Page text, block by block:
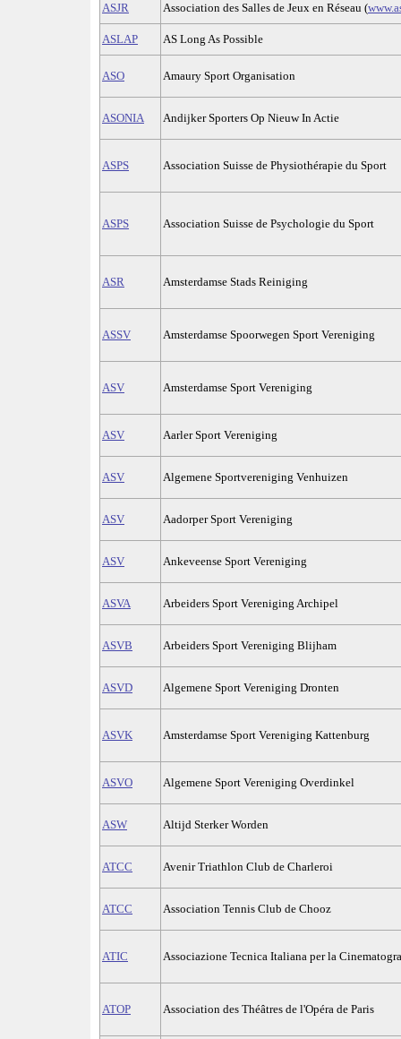
ASJR Association des Salles de Jeux en Réseau (
ASLAP AS Long As Possible
ASO Amaury Sport Organisation
ASONIA Andijker Sporters Op Nieuw In Actie
ASPS Association Suisse de Physiothérapie du Sport
ASPS Association Suisse de Psychologie du Sport
ASR Amsterdamse Stads Reiniging
ASSV Amsterdamse Spoorwegen Sport Vereniging
ASV Amsterdamse Sport Vereniging
ASV Aarler Sport Vereniging
ASV Algemene Sportvereniging Venhuizen
ASV Aadorper Sport Vereniging
ASV Ankeveense Sport Vereniging
ASVA Arbeiders Sport Vereniging Archipel
ASVB Arbeiders Sport Vereniging Blijham
ASVD Algemene Sport Vereniging Dronten
ASVK Amsterdamse Sport Vereniging Kattenburg
ASVO Algemene Sport Vereniging Overdinkel
ASW Altijd Sterker Worden
ATCC Avenir Triathlon Club de Charleroi
ATCC Association Tennis Club de Chooz
ATIC Associazione Tecnica Italiana per la
ATOP Association des Théâtres de l'Opéra de Paris